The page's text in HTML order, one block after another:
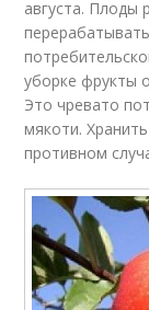
августа. Плоды
уборке фрукты
Это чревато
мякоти.
противном